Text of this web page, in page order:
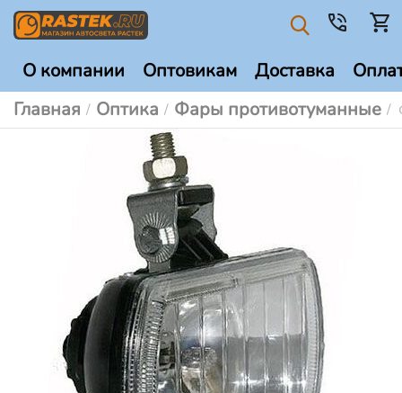
О компании Оптовикам Доставка
Главная / Оптика / Фары противотуманные /